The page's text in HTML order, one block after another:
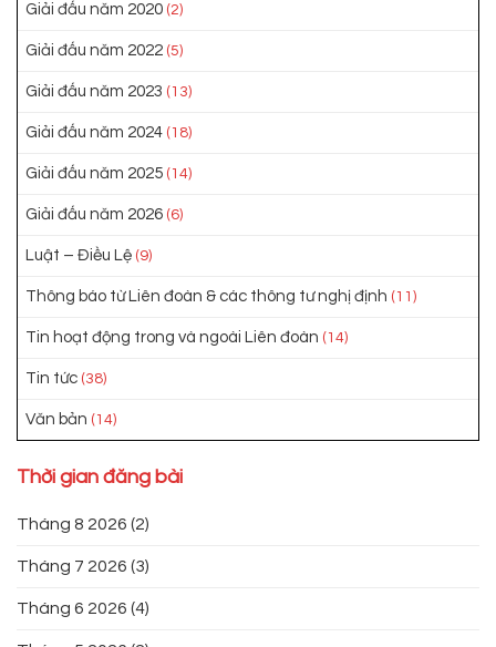
Giải đấu năm 2020 (2)
Giải đấu năm 2022 (5)
Giải đấu năm 2023 (13)
Giải đấu năm 2024 (18)
Giải đấu năm 2025 (14)
Giải đấu năm 2026 (6)
Luật – Điều Lệ (9)
Thông báo từ Liên đoàn & các thông tư nghị định (11)
Tin hoạt động trong và ngoài Liên đoàn (14)
Tin tức (38)
Văn bản (14)
Thời gian đăng bài
Tháng 8 2026 (2)
Tháng 7 2026 (3)
Tháng 6 2026 (4)